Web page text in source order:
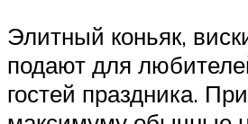
Элитный коньяк,
подают для
гостей праздника.